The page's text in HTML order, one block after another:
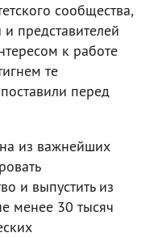
сообщества,
представителей
к работе
те
перед
из важнейших
и выпустить из
менее 30 тысяч